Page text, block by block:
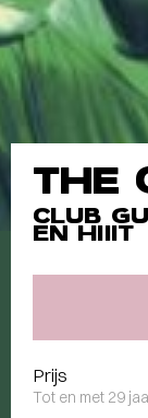
THE
CLUB
EN HIIIT
Prijs
Tot en met 29